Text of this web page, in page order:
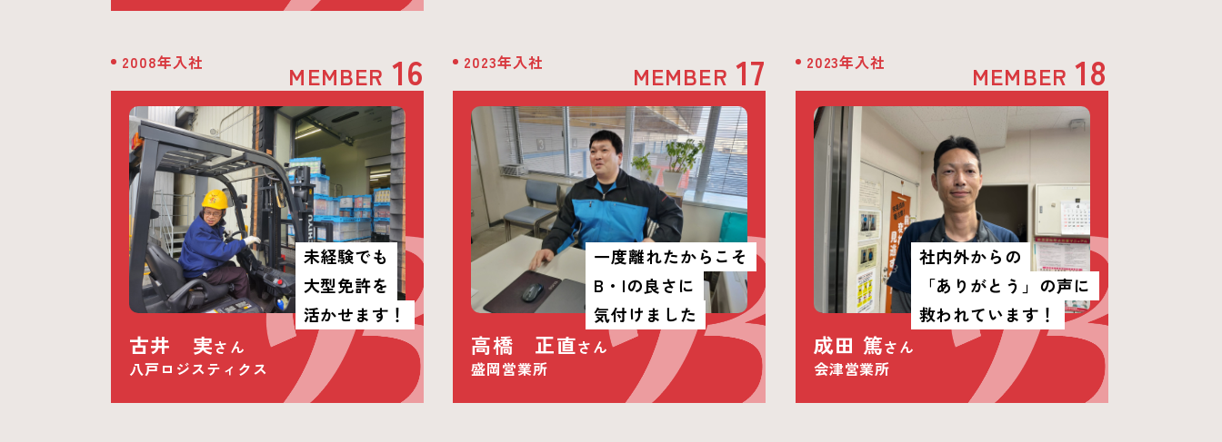
2008年入社 MEMBER 16
未経験でも
大型免許を
活かせます！
古井 実さん
八戸ロジスティクス
2023年入社 MEMBER 17
一度離れたからこそ
B・Iの良さに
気付けました
高橋 正直さん
盛岡営業所
2023年入社 MEMBER 18
社内外からの
「ありがとう」の声に
救われています！
成田 篤さん
会津営業所